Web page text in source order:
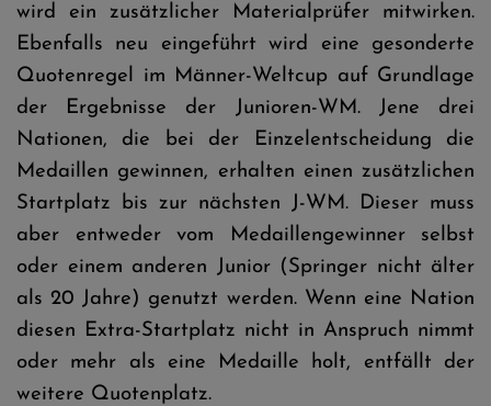
wird ein zusätzlicher Materialprüfer mitwirken.
Ebenfalls neu eingeführt wird eine gesonderte
Quotenregel im Männer-Weltcup auf Grundlage
der Ergebnisse der Junioren-WM. Jene drei
Nationen, die bei der Einzelentscheidung die
Medaillen gewinnen, erhalten einen zusätzlichen
Startplatz bis zur nächsten J-WM. Dieser muss
aber entweder vom Medaillengewinner selbst
oder einem anderen Junior (Springer nicht älter
als 20 Jahre) genutzt werden. Wenn eine Nation
diesen Extra-Startplatz nicht in Anspruch nimmt
oder mehr als eine Medaille holt, entfällt der
weitere Quotenplatz.